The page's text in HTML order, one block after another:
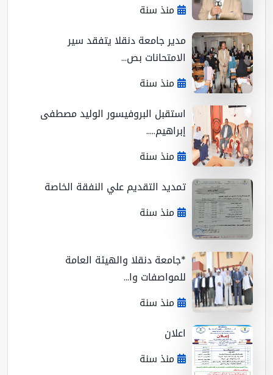
منذ سنة
مدير جامعة دنقلا يتفقد سير
الامتحانات بص...
منذ سنة
استقبل البروفيسور الوليد مصطفى
إبراهيم.....
منذ سنة
تمديد التقديم علي النفقة الخاصة
منذ سنة
*جامعة دنقلا والهيئة العامة
للمواصفات وا...
منذ سنة
اعلان
منذ سنة